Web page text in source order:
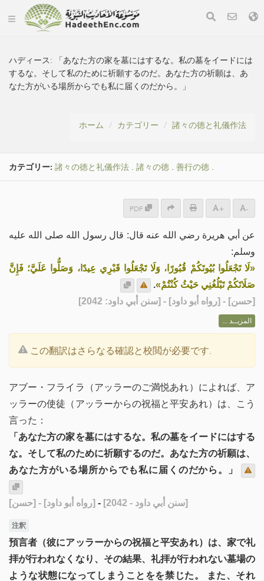
ハディース: 「あなた方の家を墓にはするな。私の墓をイードには
するな。そして私のために祈願するのだ。あなた方の祈願は、あ
なた方がいる場所からでも私に届くのだから。」
ホーム カテゴリー 諸々の徳と礼儀作法
カテゴリー: 諸々の徳と礼儀作法 . 諸々の徳 . 善行の徳 .
PDF + -
عن أبي هريرة رضي الله عنه قال: قال رسول الله صلى الله عليه
وسلم:
«لَا تَجْعَلُوا بُيُوتَكُمْ قُبُورًا، وَلَا تَجْعَلُوا قَبْرِي عِيدًا، وَصَلُّوا عَلَيَّ؛ فَإِنَّ
صَلَاتَكُمْ تَبْلُغُنِي حَيْثُ كُنْتُمْ».
[حسن] - [رواه أبو داود] - [سنن أبي داود: 2042]
المزيــد ...
この翻訳はさらなる確認と校閲が必要です.
アブー・フライラ（アッラーのご満悦あれ）によれば、ア
ッラーの使徒（アッラーからの祝福と平安あれ）は、こう
言った：
「あなた方の家を墓にはするな。私の墓をイードにはする
な。そして私のために祈願するのだ。あなた方の祈願は、
あなた方がいる場所からでも私に届くのだから。」
[حسن] - [رواه أبو داود] - [سنن أبي داود - 2042]
注釈
預言者（彼にアッラーからの祝福と平安あれ）は、家で礼
拝が行われなくなり、その結果、礼拝が行われない墓場の
ような状態になってしまうことをを禁じた。 また、それ